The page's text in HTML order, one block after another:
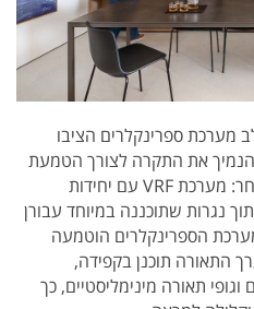
מערכת ספרינקלרים הציבו
את התקרה לצורך הטמעת
מערכת המיזוג, בחרתי בפתרון אחר: מערכת VRF עם יחידות
נגרות שתוכננה במיוחד עבורן
הספרינקלרים הוטמעה
התאורה תוכנן בקפידה,
תאורה מינימליסטיים, כך